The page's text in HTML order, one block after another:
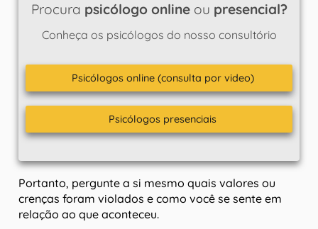
Procura psicólogo onlineou presencial?
Conheça os psicólogos do nosso consultório
Psicólogos online (consulta por video)
Psicólogos presenciais
Portanto, pergunte a si mesmo quais valores ou
crenças foram violados e como você se sente em
relação ao que aconteceu.